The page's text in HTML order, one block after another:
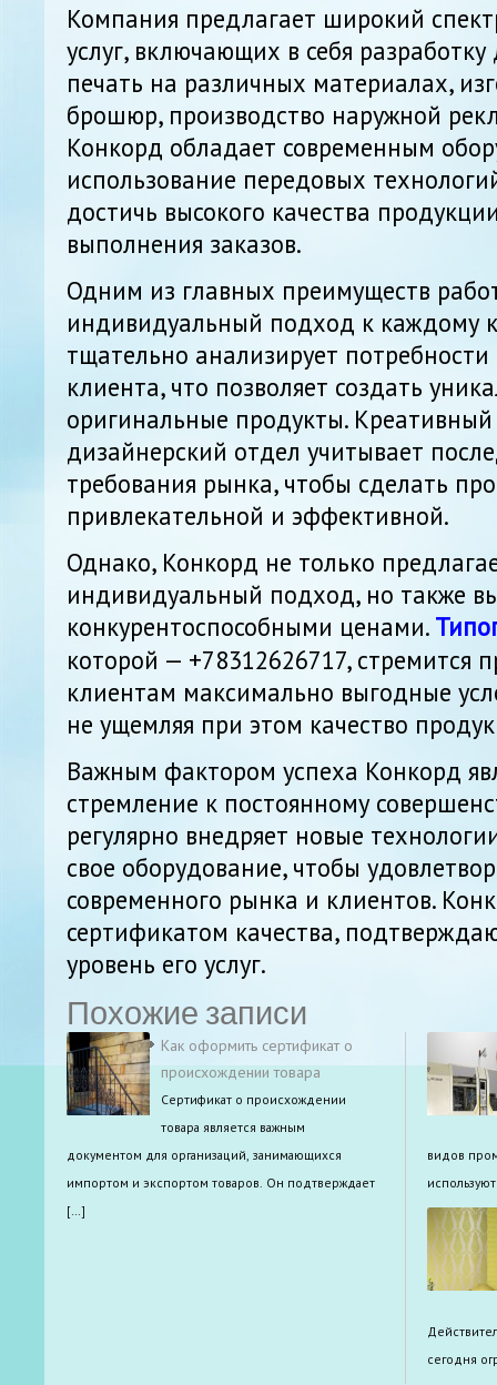
Компания предлагает широкий
услуг, включающих в себя
печать на различных материалах,
брошюр, производство наружной
Конкорд обладает современным
использование передовых
достичь высокого качества
выполнения заказов.
Одним из главных преимуществ
индивидуальный подход к каждому
тщательно анализирует
клиента, что позволяет создать
оригинальные продукты.
дизайнерский отдел учитывает
требования рынка, чтобы сделать
привлекательной и эффективной.
Однако, Конкорд не только
индивидуальный подход, но также
конкурентоспособными ценами.
которой — +78312626717, стремится
клиентам максимально выгодные
не ущемляя при этом качество
Важным фактором успеха Конкорд
стремление к постоянному
регулярно внедряет новые
свое оборудование, чтобы
современного рынка и клиентов.
сертификатом качества,
уровень его услуг.
Похожие записи
Как оформить сертификат о
происхождении товара
Сертификат о происхождении
товара является важным
документом для организаций, занимающихся
импортом и экспортом товаров. Он подтверждает
[…]
видов
сегодня